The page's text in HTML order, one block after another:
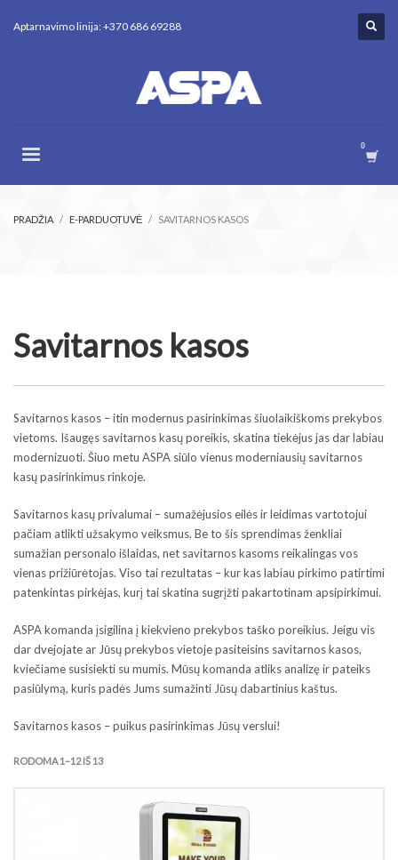
Aptarnavimo linija: +370 686 69288
PRADŽIA E-PARDUOTUVĖ SAVITARNOS KASOS
Savitarnos kasos
Savitarnos kasos – itin modernus pasirinkimas šiuolaikiškoms prekybos
vietoms. Išaugęs savitarnos kasų poreikis, skatina tiekėjus jas dar labiau
modernizuoti. Šiuo metu ASPA siūlo vienus moderniausių savitarnos
kasų pasirinkimus rinkoje.
Savitarnos kasų privalumai – sumažėjusios eilės ir leidimas vartotojui
pačiam atlikti užsakymo veiksmus. Be to šis sprendimas ženkliai
sumažian personalo išlaidas, net savitarnos kasoms reikalingas vos
vienas prižiūrėtojas. Viso tai rezultatas – kur kas labiau pirkimo patirtimi
patenkintas pirkėjas, kurį tai skatina sugrįžti pakartotinam apsipirkimui.
ASPA komanda įsigilina į kiekvieno prekybos taško poreikius. Jeigu vis
dar dvejojate ar Jūsų prekybos vietoje pasiteisins savitarnos kasos,
kviečiame susisiekti su mumis. Mūsų komanda atliks analizę ir pateiks
pasiūlymą, kuris padės Jums sumažinti Jūsų dabartinius kaštus.
Savitarnos kasos – puikus pasirinkimas Jūsų verslui!
RODOMA 1–12 IŠ 13